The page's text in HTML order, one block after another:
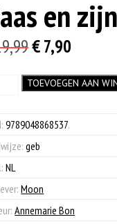
en
Oorspronkelijke
was:
€ 19,99.
€7,90
is:
€ 7,90.
TOEVOEGEN AAN
9789048868537.
geb
NL
Moon
Annemarie Bon